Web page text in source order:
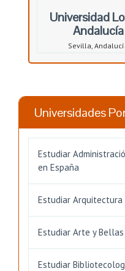
Universidad
Andalucía
Sevilla,
Universidades
Estudiar
en España
Estudiar Arquitectura
Estudiar Arte y
Estudiar